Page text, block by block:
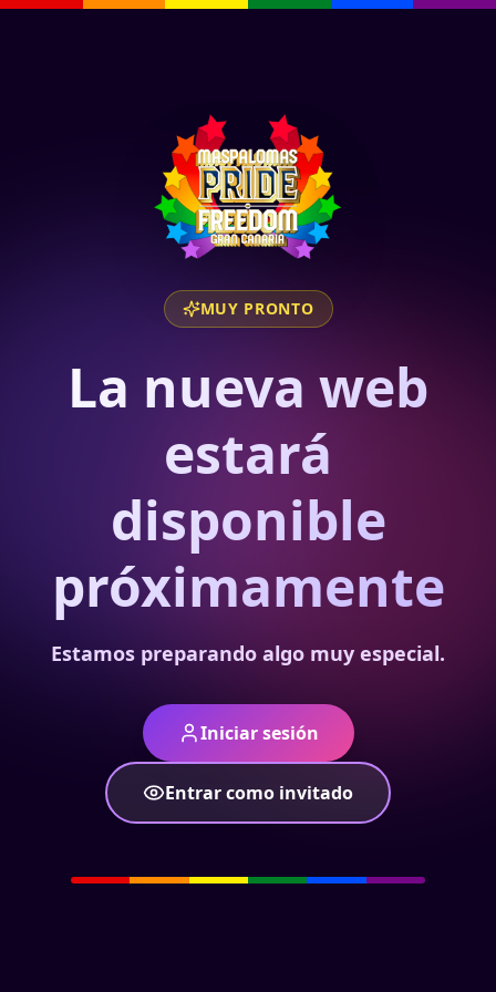
MUY PRONTO
La nueva web
estará
disponible
próximamente
Estamos preparando algo muy especial.
Iniciar sesión
Entrar como invitado